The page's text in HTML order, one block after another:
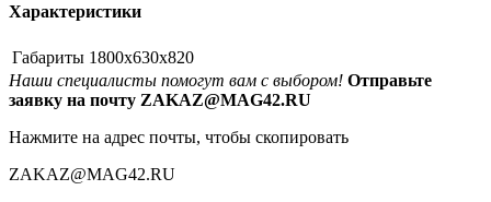
Характеристики
Габариты 1800x630x820
Наши специалисты помогут вам с выбором! Отправьте
заявку на почту ZAKAZ@MAG42.RU
Нажмите на адрес почты, чтобы скопировать
ZAKAZ@MAG42.RU